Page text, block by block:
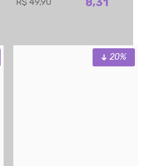
R$ 49,90
20%